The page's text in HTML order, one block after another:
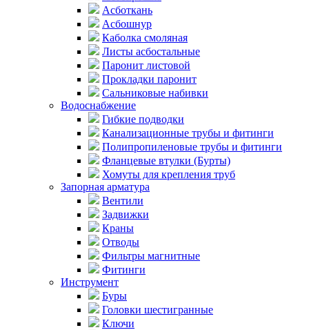
Асботкань
Асбошнур
Каболка смоляная
Листы асбостальные
Паронит листовой
Прокладки паронит
Сальниковые набивки
Водоснабжение
Гибкие подводки
Канализационные трубы и фитинги
Полипропиленовые трубы и фитинги
Фланцевые втулки (Бурты)
Хомуты для крепления труб
Запорная арматура
Вентили
Задвижки
Краны
Отводы
Фильтры магнитные
Фитинги
Инструмент
Буры
Головки шестигранные
Ключи